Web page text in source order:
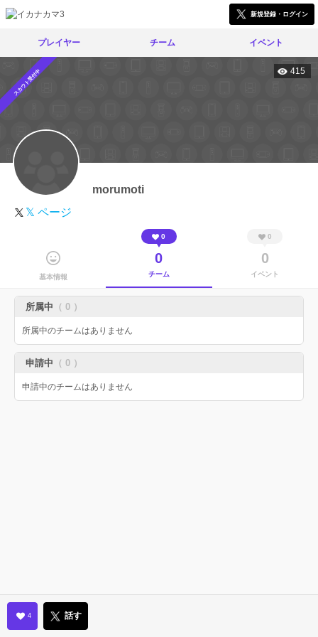
新規登録・ログイン
プレイヤー チーム イベント
スカウト受付中 415
morumoti
𝕏 ページ
基本情報
0
0
チーム
0
0
イベント
所属中 （ 0 ）
所属中のチームはありません
申請中 （ 0 ）
申請中のチームはありません
4 話す